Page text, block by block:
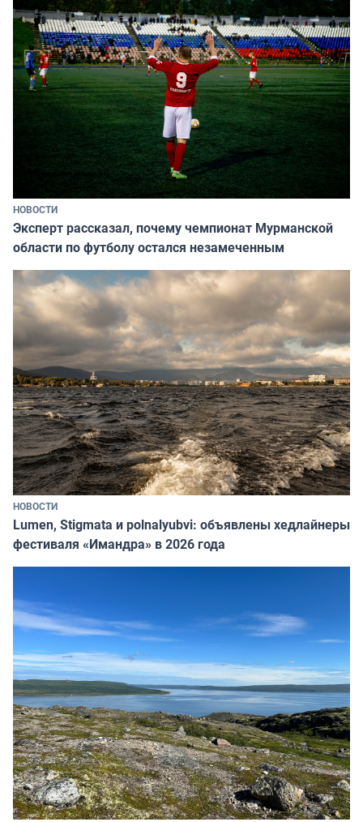
НОВОСТИ
Эксперт рассказал, почему чемпионат Мурманской
области по футболу остался незамеченным
НОВОСТИ
Lumen, Stigmata и polnalyubvi: объявлены хедлайнеры
фестиваля «Имандра» в 2026 года